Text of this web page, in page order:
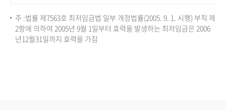
주 :법률 제7563호 최저임금법 일부 개정법률(2005. 9. 1. 시행) 부칙 제
2항에 의하여 2005년 9월 1일부터 효력을 발생하는 최저임금은 2006
년12월31일까지 효력을 가짐